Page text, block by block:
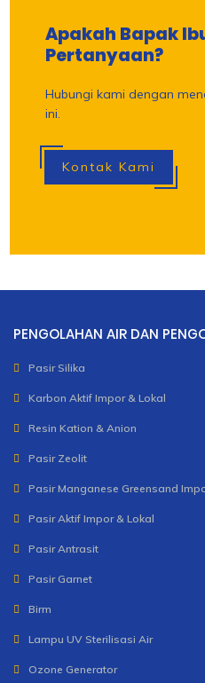
Apakah Bapak
Pertanyaan?
Hubungi kami dengan
ini.
Kontak Kami
PENGOLAHAN AIR DAN
Pasir Silika
Karbon Aktif Impor & Lokal
Resin Kation & Anion
Pasir Zeolit
Pasir Manganese Greensand
Pasir Aktif Impor & Lokal
Pasir Antrasit
Pasir Garnet
Birm
Lampu UV Sterilisasi Air
Ozone Generator